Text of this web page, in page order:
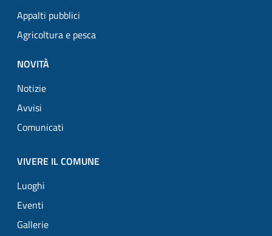
Appalti pubblici
Agricoltura e pesca
NOVITÀ
Notizie
Avvisi
Comunicati
VIVERE IL COMUNE
Luoghi
Eventi
Gallerie